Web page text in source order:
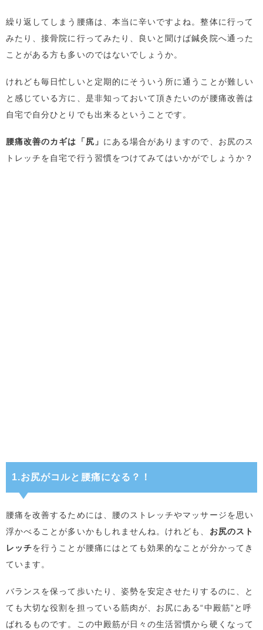
繰り返してしまう腰痛は、本当に辛いですよね。整体に行って
みたり、接骨院に行ってみたり、良いと聞けば鍼灸院へ通った
ことがある方も多いのではないでしょうか。
けれども毎日忙しいと定期的にそういう所に通うことが難しい
と感じている方に、是非知っておいて頂きたいのが腰痛改善は
自宅で自分ひとりでも出来るということです。
腰痛改善のカギは「尻」 にある場合がありますので、お尻のス
トレッチを自宅で行う習慣をつけてみてはいかがでしょうか？
1.お尻がコルと腰痛になる？！
腰痛を改善するためには、腰のストレッチやマッサージを思い
浮かべることが多いかもしれませんね。けれども、 お尻のスト
レッチを行うことが腰痛にはとても効果的なことが分かってき
ています。
バランスを保って歩いたり、姿勢を安定させたりするのに、と
ても大切な役割を担っている筋肉が、お尻にある“中殿筋”と呼
ばれるものです。この中殿筋が日々の生活習慣から硬くなって